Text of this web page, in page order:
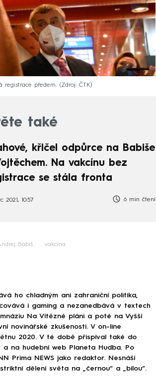
registrace předem. Zdroj: ČTK
také
křičel odpůrce na Babiše
Na vakcínu bez
se stála fronta
2021, 10:57 6 min čtení
Babiš vakcína
ho chladným ani zahraniční politika,
i gaming a nezanedbává v textech
Na Vítězné pláni a poté na Vyšší
novinářské zkušenosti. V on-line
2020. V té době přispíval také do
a na hudební web Planeta Hudba. Po
Prima NEWS jako redaktor. Nesnáší
dělení světa na „černou“ a „bílou“.